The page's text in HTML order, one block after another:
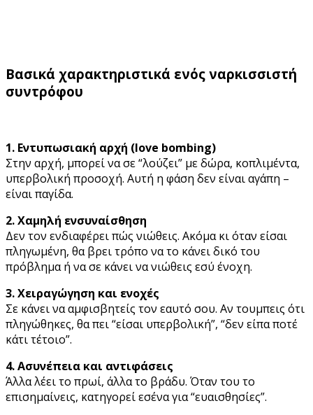
Βασικά χαρακτηριστικά ενός ναρκισσιστή
συντρόφου
1. Εντυπωσιακή αρχή (love bombing)
Στην αρχή, μπορεί να σε “λούζει” με δώρα, κοπλιμέντα,
υπερβολική προσοχή. Αυτή η φάση δεν είναι αγάπη –
είναι παγίδα.
2. Χαμηλή ενσυναίσθηση
Δεν τον ενδιαφέρει πώς νιώθεις. Ακόμα κι όταν είσαι
πληγωμένη, θα βρει τρόπο να το κάνει δικό του
πρόβλημα ή να σε κάνει να νιώθεις εσύ ένοχη.
3. Χειραγώγηση και ενοχές
Σε κάνει να αμφισβητείς τον εαυτό σου. Αν τουμπεις ότι
πληγώθηκες, θα πει “είσαι υπερβολική”, “δεν είπα ποτέ
κάτι τέτοιο”.
4. Ασυνέπεια και αντιφάσεις
Άλλα λέει το πρωί, άλλα το βράδυ. Όταν του το
επισημαίνεις, κατηγορεί εσένα για “ευαισθησίες”.